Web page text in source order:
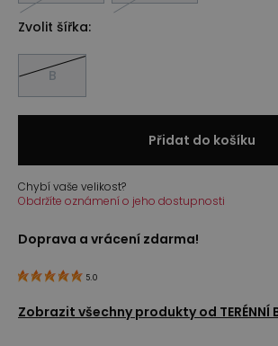
Zvolit šířka:
B
Přidat do košíku
Chybí vaše velikost?
Obdržíte oznámení o jeho dostupnosti
Doprava a vrácení zdarma!
5.0
Zobrazit všechny produkty od TERÉNNÍ